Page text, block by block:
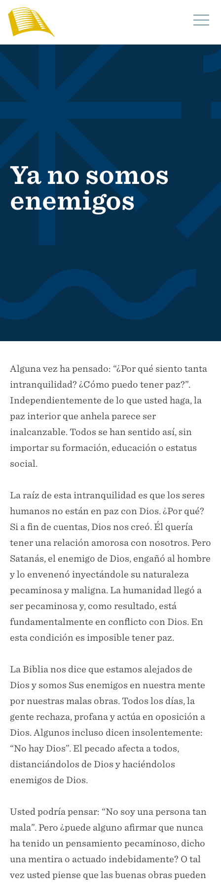
Ya no somos
enemigos
Alguna vez ha pensado: “¿Por qué siento tanta
intranquilidad? ¿Cómo puedo tener paz?”.
Independientemente de lo que usted haga, la
paz interior que anhela parece ser
inalcanzable. Todos se han sentido así, sin
importar su formación, educación o estatus
social.
La raíz de esta intranquilidad es que los seres
humanos no están en paz con Dios. ¿Por qué?
Si a fin de cuentas, Dios nos creó. Él quería
tener una relación amorosa con nosotros. Pero
Satanás, el enemigo de Dios, engañó al hombre
y lo envenenó inyectándole su naturaleza
pecaminosa y maligna. La humanidad llegó a
ser pecaminosa y, como resultado, está
fundamentalmente en conflicto con Dios. En
esta condición es imposible tener paz.
La Biblia nos dice que estamos alejados de
Dios y somos Sus enemigos en nuestra mente
por nuestras malas obras. Todos los días, la
gente rechaza, profana y actúa en oposición a
Dios. Algunos incluso dicen insolentemente:
“No hay Dios”. El pecado afecta a todos,
distanciándolos de Dios y haciéndolos
enemigos de Dios.
Usted podría pensar: “No soy una persona tan
mala”. Pero ¿puede alguno afirmar que nunca
ha tenido un pensamiento pecaminoso, dicho
una mentira o actuado indebidamente? O tal
vez usted piense que las buenas obras pueden